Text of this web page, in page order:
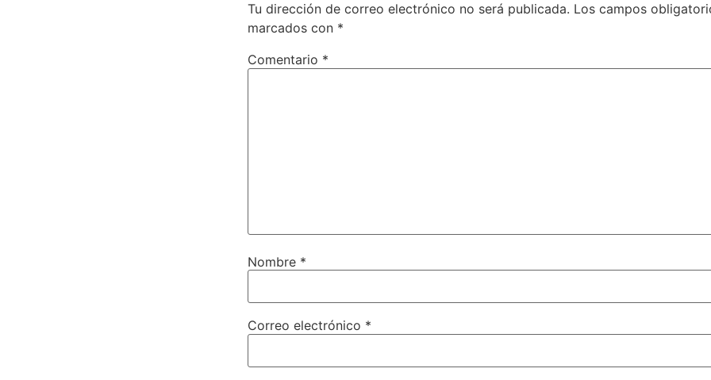
Tu dirección de correo electrónico no será publicada. Los campos
marcados con *
Comentario *
Nombre *
Correo electrónico *